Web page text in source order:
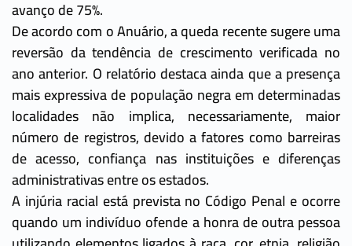
avanço de 75%.
De acordo com o Anuário, a queda recente sugere uma
reversão da tendência de crescimento verificada no
ano anterior. O relatório destaca ainda que a presença
mais expressiva de população negra em determinadas
localidades não implica, necessariamente, maior
número de registros, devido a fatores como barreiras
de acesso, confiança nas instituições e diferenças
administrativas entre os estados.
A injúria racial está prevista no Código Penal e ocorre
quando um indivíduo ofende a honra de outra pessoa